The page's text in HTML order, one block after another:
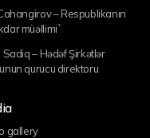
– Respublikanın
müəllimi`
Sadiq – Hədəf Şirkətlər
qurucu direktoru
gallery